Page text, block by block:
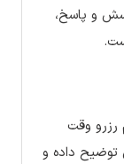
و پاسخ،
وقت
توضیح داده و